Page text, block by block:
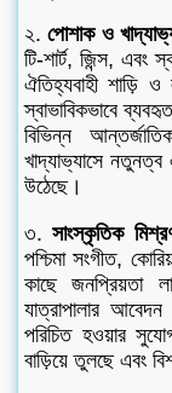
২.পোশাক ও
টি-শার্ট, জিন্স, এবং
ঐতিহ্যবাহী শাড়ি ও
স্বাভাবিকভাবে
বিভিন্ন
খাদ্যাভ্যাসে
উঠেছে।
৩.সাংস্কৃতিক
পশ্চিমা সংগীত,
কাছে জনপ্রিয়তা
যাত্রাপালার
পরিচিত হওয়ার
বাড়িয়ে তুলছে এবং